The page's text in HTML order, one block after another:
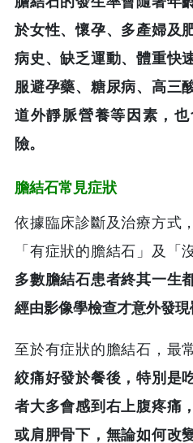
於女性、懷孕、多產婦及
病史、缺乏運動、體重快
服避孕藥、糖尿病、高三
道外靜脈營養等因素，
險。
膽結石常見症狀
依據臨床診斷及治療方式
「有症狀的膽結石」及「
多數膽結石患者終其一生
經由影像學檢查才意外發現
至於有症狀的膽結石，最
絞痛好發於餐後，特別是
者大多會感到右上腹疼痛
或肩胛骨下，無論如何改